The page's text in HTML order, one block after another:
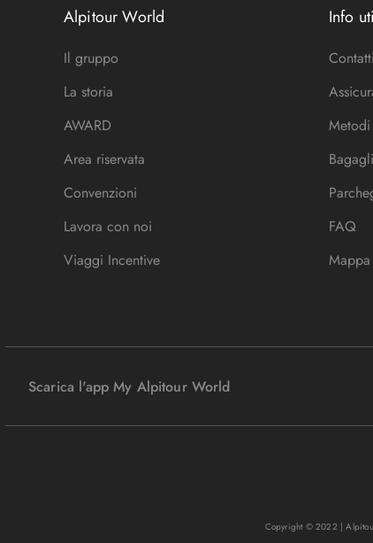
Alpitour World
Il gruppo
La storia
AWARD
Area riservata
Convenzioni
Lavora con noi
Viaggi Incentive
Info
FAQ
Scarica l'app My Alpitour World
Copyright © 2022 |